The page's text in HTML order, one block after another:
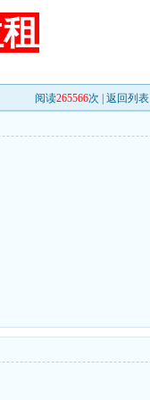
阅读265566次 |返回列表